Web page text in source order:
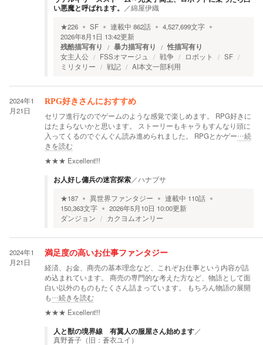
い悪魔と呼ばれます。
／綿屋伊織
★226 SF 連載中 862話 4,527,699文字
2026年8月1日 13:42更新
残酷描写有り 暴力描写有り 性描写有り
女主人公 FSSオマージュ 戦争 ロボット
SF
ミリタリー
戦記 AI本文一部利用
2024年1
月21日
RPG好きさんにおすすめ
セリフ進行なのでゲームのような感覚で楽しめます。 RPG好きに
はたまらないかと思います。 ストーリーもキャラもすんなり頭に
入ってくるのでぐんぐん読み進められました。 RPGとかゲー…続
きを読む
★★★ Excellent!!!
お人好し傭兵の迷宮探索／ハナブサ
★187 異世界ファンタジー 連載中 110話
150,363文字 2026年5月10日 10:00更新
ダンジョン
カクヨムオンリー
2024年1
月21日
満足度の高いお仕事ファンタジー
経済、お金、商売の基本理念など、これぞお仕事という内容が詰
め込まれています。 商売の専門的な考えた方など、物語として面
白い以外のものもたくさん詰まっています。 もちろん物語の展開
も…続きを読む
★★★ Excellent!!!
人と獣の境界線 有翼人の服屋さん始めます／
真野蒼子（旧：蒼衣ユイ）